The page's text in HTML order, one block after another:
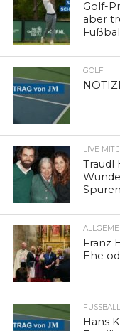
Golf-
aber
GOLF
LIVE MIT
Traudl
Franz
Ehe
FUSSBALL
Hans